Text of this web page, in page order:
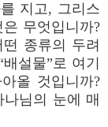
지고, 그리스
무엇입니까?
종류의 두려
설물”로 여기
올 것입니까?
님의 눈에 매